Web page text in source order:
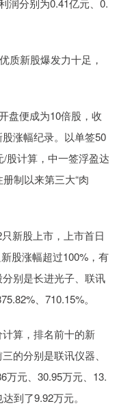
润分别为0.41亿元、0.
新股爆发力十足，
便成为10倍股，收
涨幅纪录。以单签50
股计算，中一签浮盈达
制以来第三大“肉
新股上市，上市首日
股涨幅超过100%，有
别是长进光子、联讯
、710.15%。
算，排名前十的新
的分别是联讯仪器、
万元、30.95万元、13.
到了9.92万元。